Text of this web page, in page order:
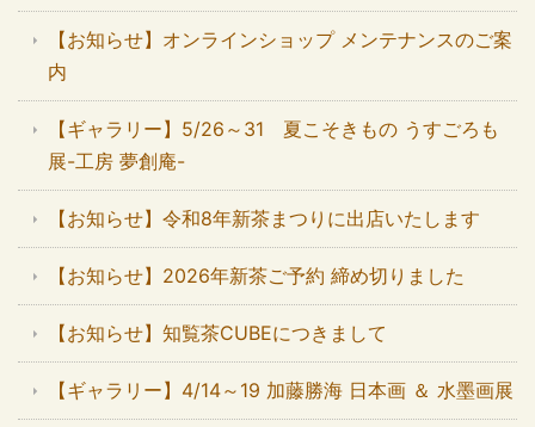
【お知らせ】オンラインショップ メンテナンスのご案
内
【ギャラリー】5/26～31 夏こそきもの うすごろも
展-工房 夢創庵-
【お知らせ】令和8年新茶まつりに出店いたします
【お知らせ】2026年新茶ご予約 締め切りました
【お知らせ】知覧茶CUBEにつきまして
【ギャラリー】4/14～19 加藤勝海 日本画 ＆ 水墨画展